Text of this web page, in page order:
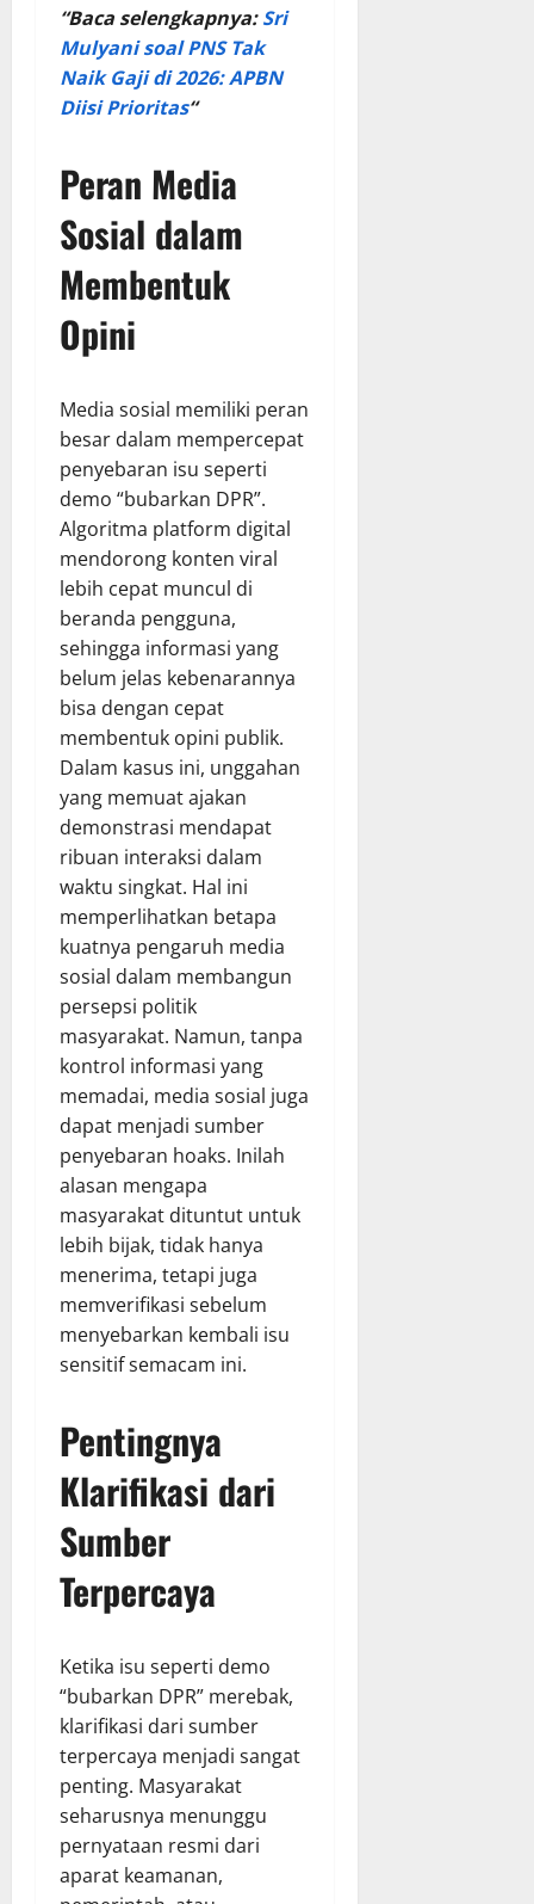
“Baca selengkapnya:Sri
Mulyani soal PNS Tak
Naik Gaji di 2026: APBN
Diisi Prioritas“
Peran Media
Sosial dalam
Membentuk
Opini
Media sosial memiliki peran
besar dalam mempercepat
penyebaran isu seperti
demo “bubarkan DPR”.
Algoritma platform digital
mendorong konten viral
lebih cepat muncul di
beranda pengguna,
sehingga informasi yang
belum jelas kebenarannya
bisa dengan cepat
membentuk opini publik.
Dalam kasus ini, unggahan
yang memuat ajakan
demonstrasi mendapat
ribuan interaksi dalam
waktu singkat. Hal ini
memperlihatkan betapa
kuatnya pengaruh media
sosial dalam membangun
persepsi politik
masyarakat. Namun, tanpa
kontrol informasi yang
memadai, media sosial juga
dapat menjadi sumber
penyebaran hoaks. Inilah
alasan mengapa
masyarakat dituntut untuk
lebih bijak, tidak hanya
menerima, tetapi juga
memverifikasi sebelum
menyebarkan kembali isu
sensitif semacam ini.
Pentingnya
Klarifikasi dari
Sumber
Terpercaya
Ketika isu seperti demo
“bubarkan DPR” merebak,
klarifikasi dari sumber
terpercaya menjadi sangat
penting. Masyarakat
seharusnya menunggu
pernyataan resmi dari
aparat keamanan,